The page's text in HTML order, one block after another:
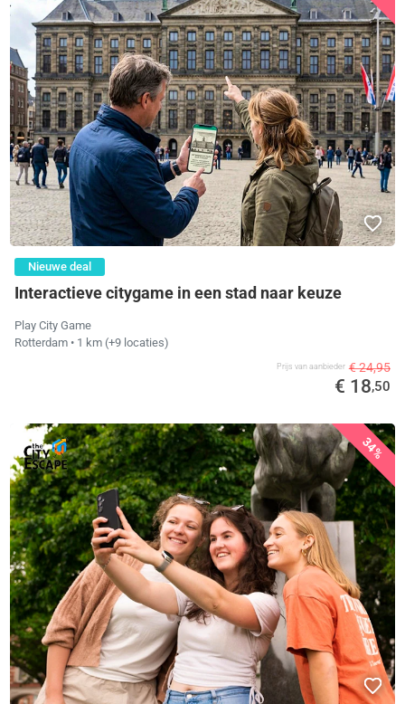
Nieuwe deal
Interactieve citygame in een stad naar keuze
Play City Game
Rotterdam • 1 km (+9 locaties)
Prijs van aanbieder € 24,95
€ 18,50
34%